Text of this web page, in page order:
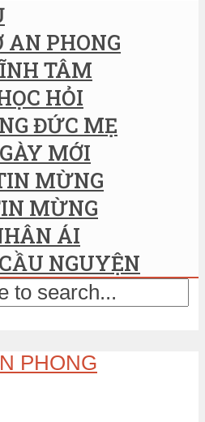
AN PHONG
TÂM
HỎI
ĐỨC MẸ
MỚI
MỪNG
MỪNG
ÁI
NGUYỆN
PHONG